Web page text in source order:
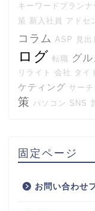
キーワードプランナ
策 新入社員 アドセ
コラム ASP 見
ログ 転職 グ
リライト 会社 タイ
ケティング サー
策 パソコン SNS
固定ページ
お問い合わせ